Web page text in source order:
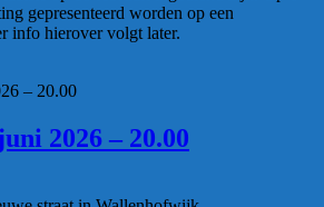
gepresenteerd worden op een
info hierover volgt later.
2026 – 20.00